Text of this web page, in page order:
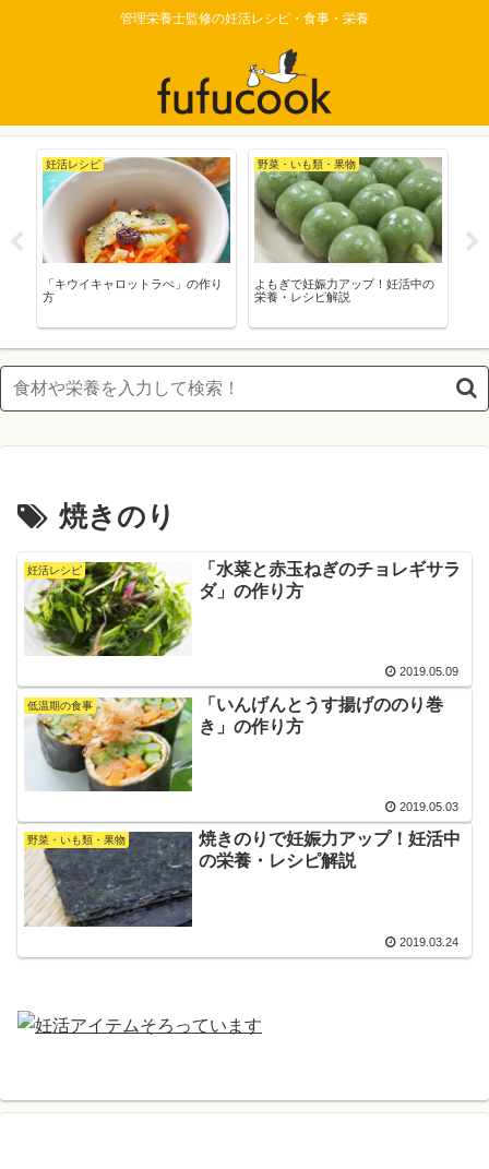
管理栄養士監修の妊活レシピ・食事・栄養
妊活レシピ
「キウイキャロットラぺ」の作り
方
野菜・いも類・果物
よもぎで妊娠力アップ！妊活中の
栄養・レシピ解説
焼きのり
妊活レシピ
「水菜と赤玉ねぎのチョレギサラ
ダ」の作り方
2019.05.09
低温期の食事
「いんげんとうす揚げののり巻
き」の作り方
2019.05.03
野菜・いも類・果物
焼きのりで妊娠力アップ！妊活中
の栄養・レシピ解説
2019.03.24